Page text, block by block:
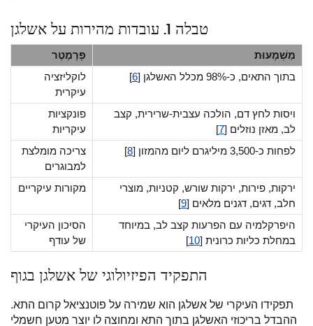
טבלה 1. עובדות מהירות על אשלגן
פָּרָמֶטֶר
מַשְׁמָעוּת
לוקליזציה
עיקרית
בתוך התאים, כ-98% מכלל האשלגן [ 6
]
פונקציות
עיקריות
ויסות לחץ דם, הולכה עצבית-שרירית, קצב
לב, מאזן נוזלים [7
]
צריכה מומלצת
למבוגרים
לפחות כ-3,500 מיליגרם ליום מהמזון [ 8
]
מקורות עיקריים
ירקות, פירות, ירקות שורש, קטניות, מוצרי
חלב, דגים, דגנים מלאים [9
]
הסיכון העיקרי
של עודף
היפרקלמיה עם הפרעות קצב לב, במיוחד
במחלת כליות כרונית [10
]
התפקיד הפיזיולוגי של אשלגן בגוף
תפקידו העיקרי של אשלגן הוא שמירה על פוטנציאל קרום התא.
ההבדל בריכוזי האשלגן בתוך התא ומחוצה לו יוצר מטען חשמלי